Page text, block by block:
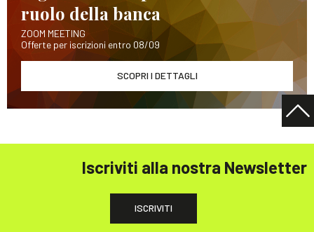
ruolo della banca
ZOOM MEETING
Offerte per iscrizioni entro 08/09
SCOPRI I DETTAGLI
Iscriviti alla nostra Newsletter
ISCRIVITI